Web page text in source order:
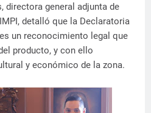
directora general adjunta de
detalló que la Declaratoria
un reconocimiento legal que
producto, y con ello
y económico de la zona.